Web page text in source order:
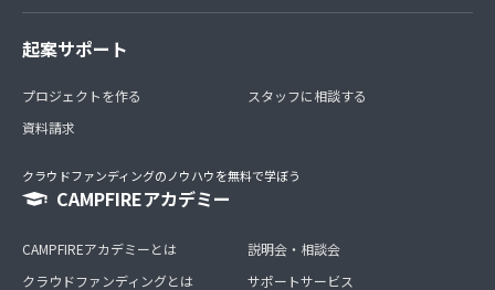
起案サポート
プロジェクトを作る
資料請求
スタッフに相談する
クラウドファンディングのノウハウを無料で学ぼう
CAMPFIREアカデミー
CAMPFIREアカデミーとは
クラウドファンディングとは
説明会・相談会
サポートサービス